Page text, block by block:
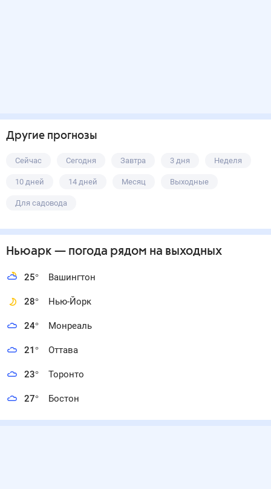
Другие прогнозы
Сейчас Сегодня Завтра 3 дня Неделя
10 дней 14 дней Месяц Выходные
Для садовода
Ньюарк — погода рядом на выходных
25° Вашингтон
28° Нью-Йорк
24° Монреаль
21° Оттава
23° Торонто
27° Бостон